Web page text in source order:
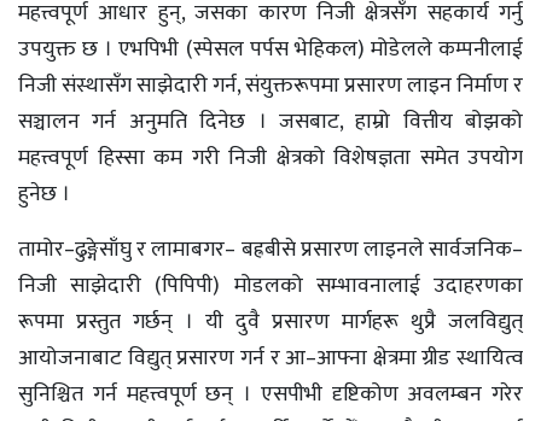
महत्त्वपूर्ण आधार हुन्, जसका कारण निजी क्षेत्रसँग सहकार्य गर्नु
उपयुक्त छ । एभपिभी (स्पेसल पर्पस भेहिकल) मोडेलले कम्पनीलाई
निजी संस्थासँग साझेदारी गर्न, संयुक्तरूपमा प्रसारण लाइन निर्माण र
सञ्चालन गर्न अनुमति दिनेछ । जसबाट, हाम्रो वित्तीय बोझको
महत्त्वपूर्ण हिस्सा कम गरी निजी क्षेत्रको विशेषज्ञता समेत उपयोग
हुनेछ ।
तामोर–ढुङ्गेसाँघु र लामाबगर– बह्रबीसे प्रसारण लाइनले सार्वजनिक–
निजी साझेदारी (पिपिपी) मोडलको सम्भावनालाई उदाहरणका
रूपमा प्रस्तुत गर्छन् । यी दुवै प्रसारण मार्गहरू थुप्रै जलविद्युत्
आयोजनाबाट विद्युत् प्रसारण गर्न र आ–आफ्ना क्षेत्रमा ग्रीड स्थायित्व
सुनिश्चित गर्न महत्त्वपूर्ण छन् । एसपीभी दृष्टिकोण अवलम्बन गरेर